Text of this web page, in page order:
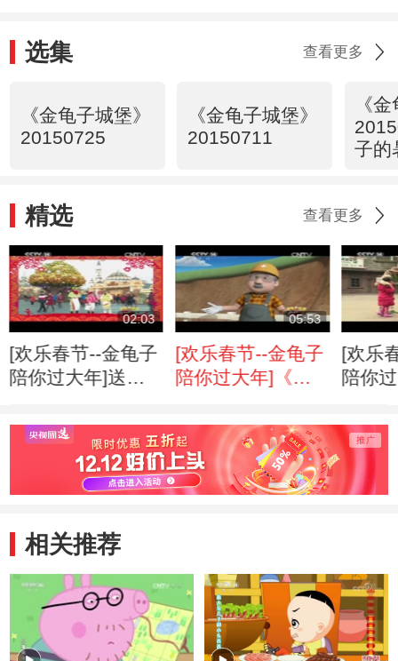
选集 查看更多
《金龟子城堡》
20150725
《金龟子城堡》
20150711
《
子的
精选 查看更多
02:03
[欢乐春节--金龟子
陪你过大年]送春
05:53
[欢乐春节--金龟子
陪你过大年]《特
[欢乐
陪你
相关推荐